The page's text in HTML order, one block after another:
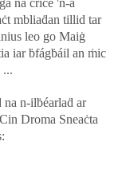
mbliaḋan tillid tar
leo go Maiġ
iar ḃfágḃáil an ṁic
...
na n-ilḃéarlaḋ ar
Droma Sneaċta